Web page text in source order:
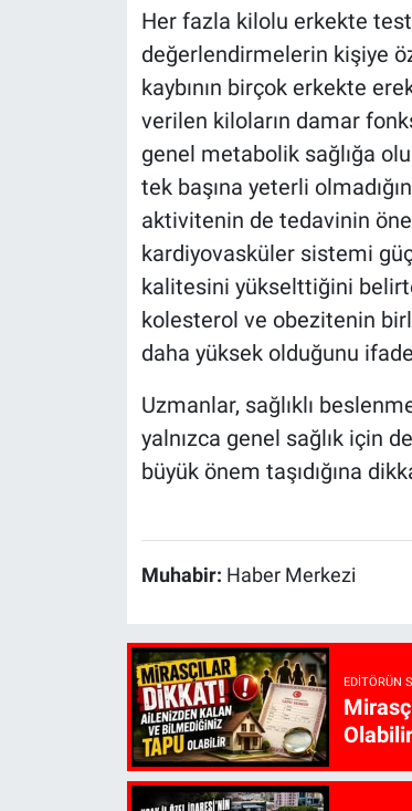
Her fazla kilolu erkekte
değerlendirmelerin kişiye
kaybının birçok erkekte
verilen kiloların damar
genel metabolik sağlığa
tek başına yeterli
aktivitenin de tedavinin
kardiyovasküler sistemi
kalitesini yükselttiğini
kolesterol ve obezitenin
daha yüksek olduğunu
Uzmanlar, sağlıklı
yalnızca genel sağlık için
büyük önem taşıdığına
Muhabir: Haber Merkezi
EDITÖRÜN